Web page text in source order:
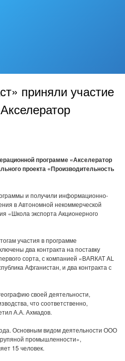
приняли участие
программе «Акселератор
проекта «Производительность
и получили информационно-
в Автономной некоммерческой
«Школа экспорта Акционерного
участия в программе
два контракта на поставку
сорта, с компанией «ВАRКАТ AL
Афганистан, и два контракта с
своей деятельности,
что соответственно,
А.А. Ахмадов.
Основным видом деятельности ООО
промышленности»,
15 человек.